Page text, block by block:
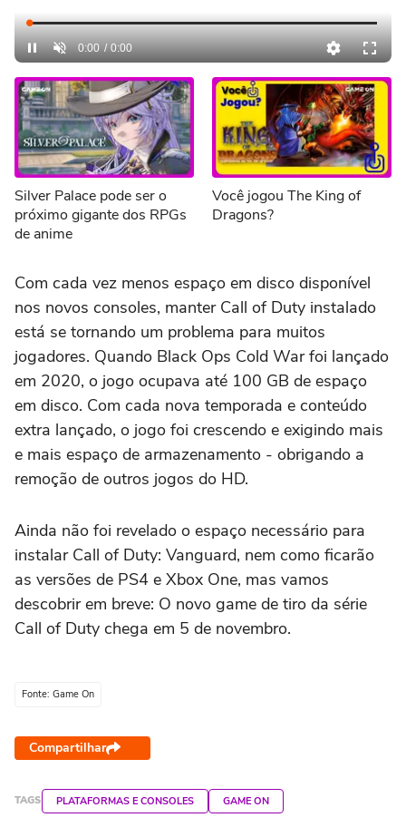
PauseDesmutar
Current
0:00 / DurationÂ
0:00
Loaded:
Silver Palace pode ser o
próximo gigante dos RPGs
de anime
Você jogou The King of
Dragons?
Com cada vez menos espaço em disco disponível
nos novos consoles, manter Call of Duty instalado
está se tornando um problema para muitos
jogadores. Quando Black Ops Cold War foi lançado
em 2020, o jogo ocupava até 100 GB de espaço
em disco. Com cada nova temporada e conteúdo
extra lançado, o jogo foi crescendo e exigindo mais
e mais espaço de armazenamento - obrigando a
remoção de outros jogos do HD.
Ainda não foi revelado o espaço necessário para
instalar Call of Duty: Vanguard, nem como ficarão
as versões de PS4 e Xbox One, mas vamos
descobrir em breve: O novo game de tiro da série
Call of Duty chega em 5 de novembro.
Fonte: Game On
Compartilhar
TAGS PLATAFORMAS E CONSOLES GAME ON